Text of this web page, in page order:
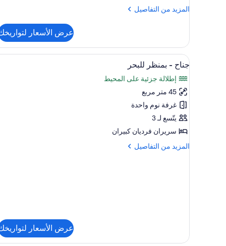
المزيد من التفاصيل
المزيد
جناح
منظر
للمدينة
عرض الأسعار
استعراض
جميع
صور
جناح
-
بمنظر
للبحر
ميني بار وخزنة داخل الغرفة
10
جناح - بمنظر للبحر
إطلالة جزئية على المحيط
45 متر مربع
غرفة نوم واحدة
يتّسع لـ 3
سريران فرديان كبيران
المزيد من التفاصيل
المزيد
عرض الأسعار